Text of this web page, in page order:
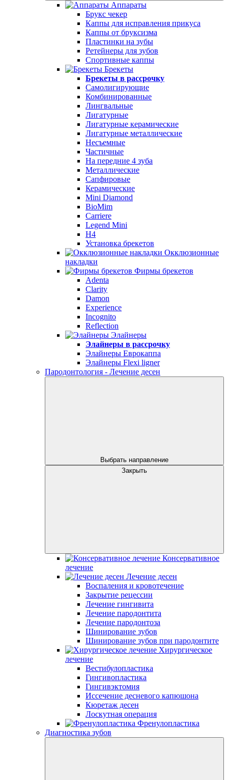
Аппараты
Брукс чекер
Каппы для исправления прикуса
Каппы от бруксизма
Пластинки на зубы
Ретейнеры для зубов
Спортивные каппы
Брекеты
Брекеты в рассрочку
Самолигирующие
Комбинированные
Лингвальные
Лигатурные
Лигатурные керамические
Лигатурные металлические
Несъемные
Частичные
На передние 4 зуба
Металлические
Сапфировые
Керамические
Mini Diamond
BioMim
Carriere
Legend Mini
H4
Установка брекетов
Окклюзионные
накладки
Фирмы брекетов
Adenta
Clarity
Damon
Experience
Incognito
Reflection
Элайнеры
Элайнеры в рассрочку
Элайнеры Еврокаппа
Элайнеры Flexi ligner
Пародонтология - Лечение десен
Выбрать направление
Закрыть
Консервативное
лечение
Лечение десен
Воспаления и кровотечение
Закрытие рецессии
Лечение гингивита
Лечение пародонтита
Лечение пародонтоза
Шинирование зубов
Шинирование зубов при пародонтите
Хирургическое
лечение
Вестибулопластика
Гингивопластика
Гингивэктомия
Иссечение десневого капюшона
Кюретаж десен
Лоскутная операция
Френулопластика
Диагностика зубов